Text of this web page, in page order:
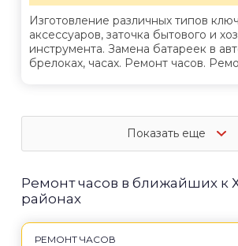
Изготовление различных типов
аксессуаров, заточка бытового и
инструмента. Замена батареек в
брелоках, часах. Ремонт часов.
Показать еще
Ремонт часов в ближайших к
районах
РЕМОНТ ЧАСОВ